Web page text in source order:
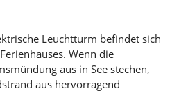
Leuchtturm befindet sich
Wenn die
aus in See stechen,
aus hervorragend